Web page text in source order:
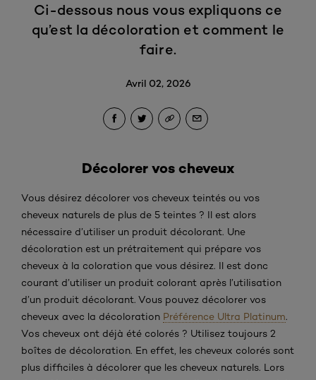
Ci-dessous nous vous expliquons ce
qu’est la décoloration et comment le
faire.
Avril 02, 2026
Décolorer vos cheveux
Vous désirez décolorer vos cheveux teintés ou vos
cheveux naturels de plus de 5 teintes ? Il est alors
nécessaire d’utiliser un produit décolorant. Une
décoloration est un prétraitement qui prépare vos
cheveux à la coloration que vous désirez. Il est donc
courant d’utiliser un produit colorant après l’utilisation
d’un produit décolorant. Vous pouvez décolorer vos
cheveux avec la décoloration Préférence Ultra Platinum.
Vos cheveux ont déjà été colorés ? Utilisez toujours 2
boîtes de décoloration. En effet, les cheveux colorés sont
plus difficiles à décolorer que les cheveux naturels. Lors